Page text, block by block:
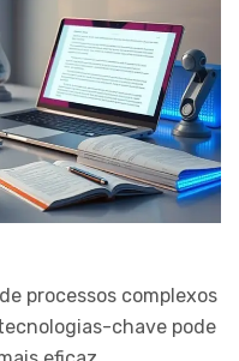
processos complexos
chave pode